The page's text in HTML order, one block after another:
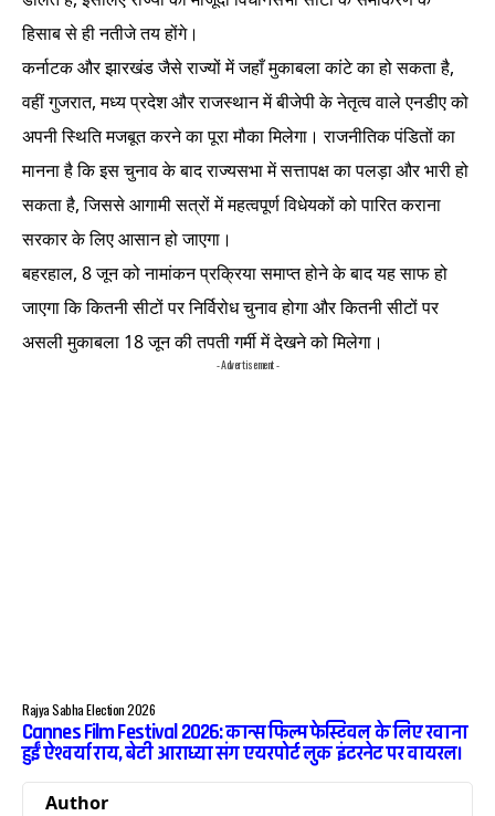
हिसाब से ही नतीजे तय होंगे।
कर्नाटक और झारखंड जैसे राज्यों में जहाँ मुकाबला कांटे का हो सकता है,
वहीं गुजरात, मध्य प्रदेश और राजस्थान में बीजेपी के नेतृत्व वाले एनडीए को
अपनी स्थिति मजबूत करने का पूरा मौका मिलेगा। राजनीतिक पंडितों का
मानना है कि इस चुनाव के बाद राज्यसभा में सत्तापक्ष का पलड़ा और भारी हो
सकता है, जिससे आगामी सत्रों में महत्वपूर्ण विधेयकों को पारित कराना
सरकार के लिए आसान हो जाएगा।
बहरहाल, 8 जून को नामांकन प्रक्रिया समाप्त होने के बाद यह साफ हो
जाएगा कि कितनी सीटों पर निर्विरोध चुनाव होगा और कितनी सीटों पर
असली मुकाबला 18 जून की तपती गर्मी में देखने को मिलेगा।
- Advertisement -
Rajya Sabha Election 2026
Cannes Film Festival 2026: कान्स फिल्म फेस्टिवल के लिए रवाना
हुईं ऐश्वर्या राय, बेटी आराध्या संग एयरपोर्ट लुक इंटरनेट पर वायरल।
Author